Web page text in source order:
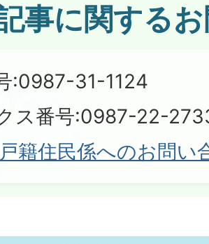
事に関する
:0987-31-1124
ス番号:0987-22-
籍住民係へのお問い